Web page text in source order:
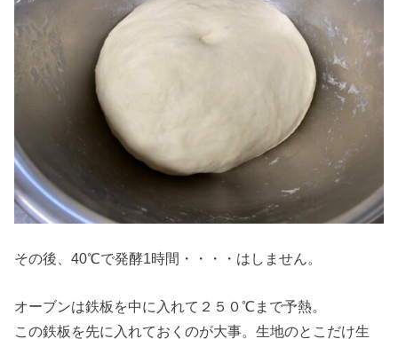
その後、40℃で発酵1時間・・・・はしません。
オーブンは鉄板を中に入れて２５０℃まで予熱。
この鉄板を先に入れておくのが大事。生地のとこだけ生